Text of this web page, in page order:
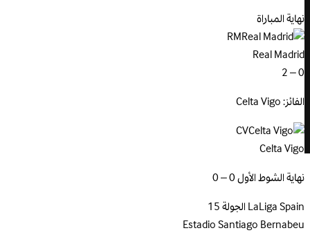
نهاية المباراة
RM
Real Madrid
0 – 2
الفائز: Celta Vigo
CV
Celta Vigo
نهاية الشوط الأول 0 – 0
LaLigaSpain
الجولة 15
Estadio Santiago Bernabeu